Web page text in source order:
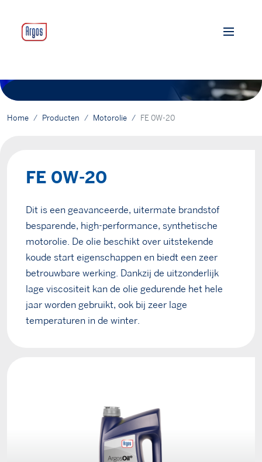
Home Producten Motorolie FE 0W-20
FE 0W-20
Dit is een geavanceerde, uitermate brandstof
besparende, high-performance, synthetische
motorolie. De olie beschikt over uitstekende
koude start eigenschappen en biedt een zeer
betrouwbare werking. Dankzij de uitzonderlijk
lage viscositeit kan de olie gedurende het hele
jaar worden gebruikt, ook bij zeer lage
temperaturen in de winter.